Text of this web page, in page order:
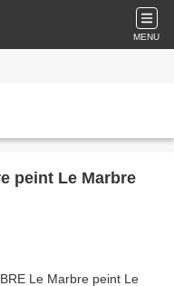
MENU
peint Le Marbre